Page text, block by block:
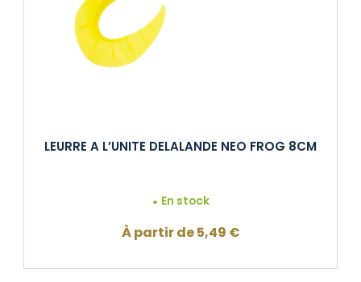
LEURRE A L’UNITE DELALANDE NEO FROG 8CM
En stock
À partir de5,49 €